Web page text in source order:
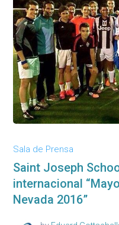
Sala de Prensa
Saint Joseph
internacional
Nevada 2016”